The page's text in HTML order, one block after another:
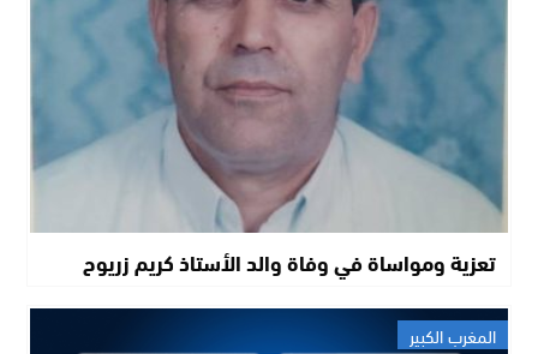
تعزية ومواساة في وفاة والد الأستاذ كريم زريوح
المغرب الكبير